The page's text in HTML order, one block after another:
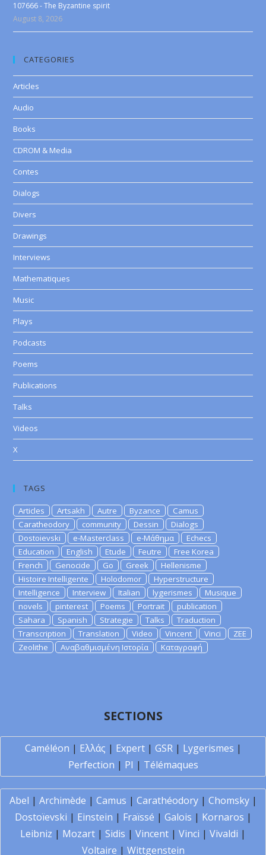
107666 - The Byzantine spirit
August 8, 2026
CATEGORIES
Articles
Audio
Books
CDROM & Media
Contes
Dialogs
Divers
Drawings
Interviews
Mathematiques
Music
Plays
Podcasts
Poems
Publications
Talks
Videos
X
TAGS
Articles Artsakh Autre Byzance
Camus
Caratheodory
community Dessin
Dialogs
Dostoievski
e-Masterclass e-Μάθημα
Echecs
Education
English Etude Feutre
Free Korea
French
Genocide Go Greek
Hellenisme
Histoire Intelligente
Holodomor
Hyperstructure
Intelligence
Interview Italian lygerismes
Musique
novels
pinterest Poems Portrait
publication
Sahara
Spanish Strategie Talks
Traduction
Transcription
Translation Video Vincent Vinci
ZEE
Zeolithe
Αναβαθμισμένη Ιστορία Καταγραφή
SECTIONS
Caméléon | Ελλάς | Expert| GSR| Lygerismes |
Perfection | PI | Télémaques
Abel | Archimède | Camus | Carathéodory| Chomsky|
Dostoïevski | Einstein | Fraïssé | Galois | Kornaros |
Leibniz | Mozart | Sidis | Vincent | Vinci | Vivaldi |
Voltaire | Wittgenstein